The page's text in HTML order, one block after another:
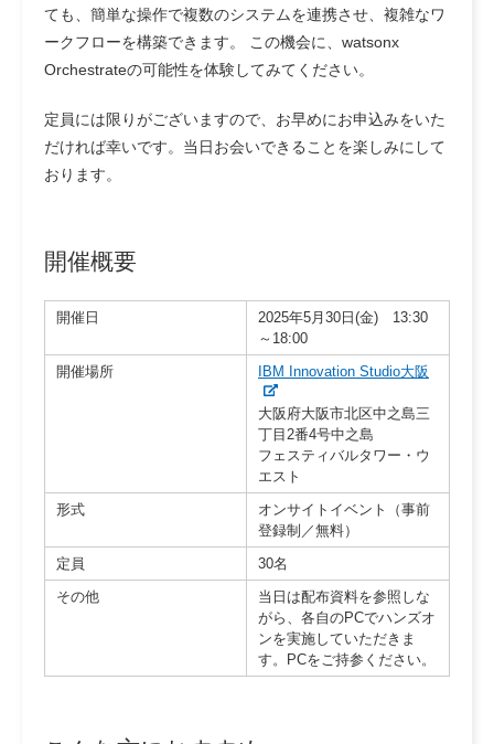
ても、簡単な操作で複数のシステムを連携させ、複雑なワ
ークフローを構築できます。 この機会に、watsonx
Orchestrateの可能性を体験してみてください。
定員には限りがございますので、お早めにお申込みをいた
だければ幸いです。当日お会いできることを楽しみにして
おります。
開催概要
開催日
2025年5月30日(金) 13:30
～18:00
開催場所
IBM Innovation Studio大阪
大阪府大阪市北区中之島三
丁目2番4号中之島
フェスティバルタワー・ウ
エスト
形式
オンサイトイベント（事前
登録制／無料）
定員
30名
その他
当日は配布資料を参照しな
がら、各自のPCでハンズオ
ンを実施していただきま
す。PCをご持参ください。